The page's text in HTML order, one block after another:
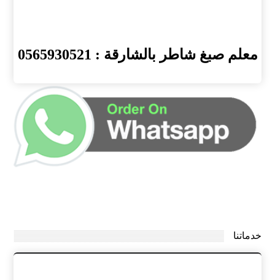
معلم صبغ شاطر بالشارقة : 0565930521
خدماتنا